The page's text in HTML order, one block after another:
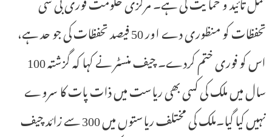
تحفظات کو منظوری دے اور 50 فیصد تحفظات کی جو حد ہے،
اس کو فوری ختم کردے۔ چیف منسٹر نے کہا کہ گزشتہ 100
سال میں ملک کی کسی بھی ریاست میں ذات پات کا سروے
نہیں کیا گیا۔ملک کی مختلف ریاستوں میں 300 سے زائد چیف